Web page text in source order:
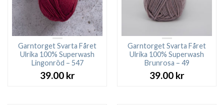
Garntorget Svarta Fåret
Ulrika 100% Superwash
Lingonröd – 547
39.00 kr
Garntorget Svarta Fåret
Ulrika 100% Superwash
Brunrosa – 49
39.00 kr